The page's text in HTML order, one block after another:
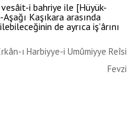
i bahriye ile [Hüyük-
Kaşıkara arasında
de ayrıca iş’ârını
ı Harbiyye-i Umûmiyye Reîsi
Fevzi